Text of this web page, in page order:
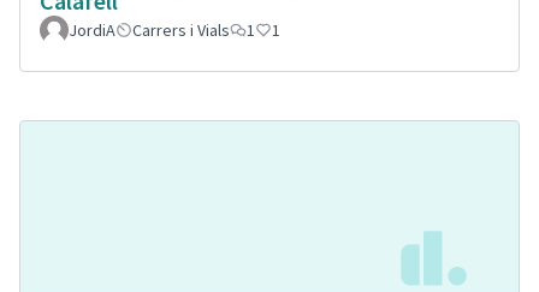
JordiA Carrers i Vials 1 1